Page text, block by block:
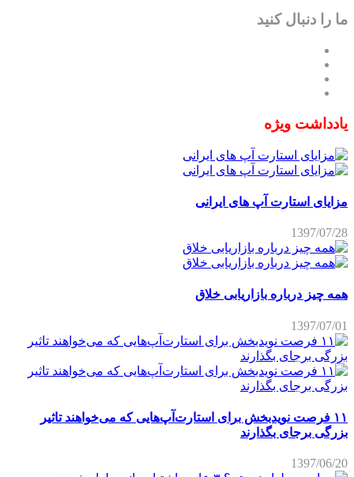
ما را دنبال کنید
یادداشت ویژه
مزایای استارت آپ های ایرانی
1397/07/28
همه چیز درباره بازاریابی خلاق
1397/07/01
۱۱ فرصت نویدبخش برای استارت‌آپ‌هایی که می‌خواهند تاثیر
بزرگی برجای بگذارند
1397/06/20